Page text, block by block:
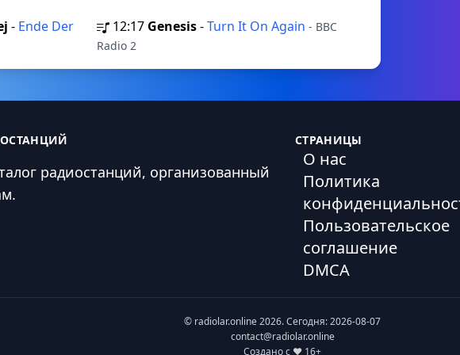
- Ende Der
12:17 Genesis-Turn It On Again - BBC
Radio 2
радиостанций, организованный
СТРАНИЦЫ
О нас
Политика
Пользовательское
соглашение
DMCA
© radiolar.online 2026. Сегодня: 2026-08-07
contact@radiolar.online
Создано с ❤️ 16+